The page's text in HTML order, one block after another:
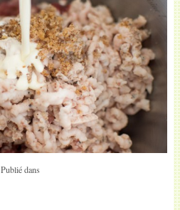
Publié dans